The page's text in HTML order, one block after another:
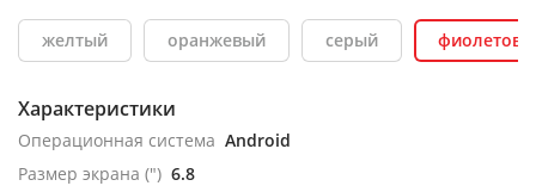
желтый оранжевый серый
Характеристики
Операционная система Android
Размер экрана (") 6.8